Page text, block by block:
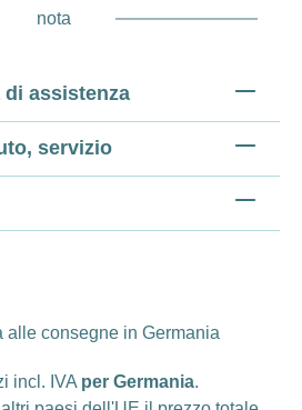
nota
assistenza
servizio
alle consegne in Germania
incl. IVA per Germania.